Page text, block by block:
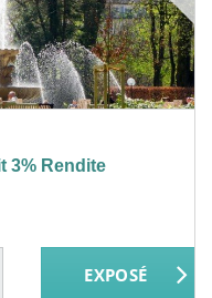
3% Rendite